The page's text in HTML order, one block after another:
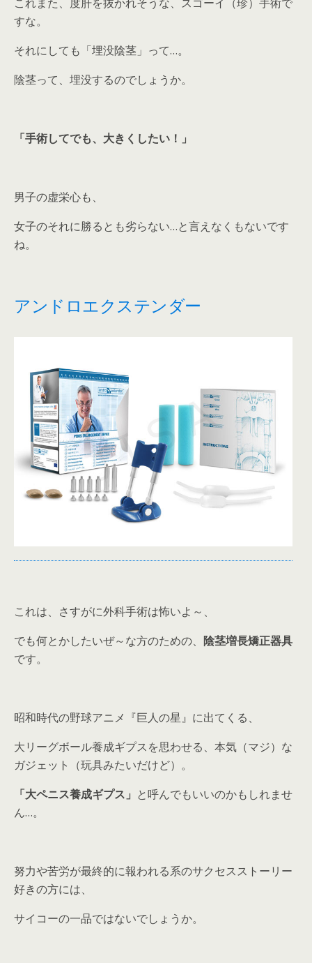
すな。
それにしても「埋没陰茎」って…。
陰茎って、埋没するのでしょうか。
「手術してでも、大きくしたい！」
男子の虚栄心も、
女子のそれに勝るとも劣らない…と言えなくもないです
ね。
アンドロエクステンダー
これは、さすがに外科手術は怖いよ～、
でも何とかしたいぜ～な方のための、 陰茎増長矯正器具
です。
昭和時代の野球アニメ『巨人の星』に出てくる、
大リーグボール養成ギプスを思わせる、本気（マジ）な
ガジェット（玩具みたいだけど）。
「大ペニス養成ギプス」 と呼んでもいいのかもしれませ
ん…。
努力や苦労が最終的に報われる系のサクセスストーリー
好きの方には、
サイコーの一品ではないでしょうか。